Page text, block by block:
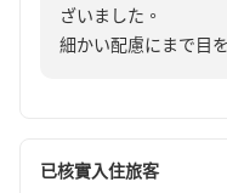
他の画像やクチコミの
https://
ざいました。
細かい配慮にまで目
今回のご宿泊が十分
已核實入住旅客